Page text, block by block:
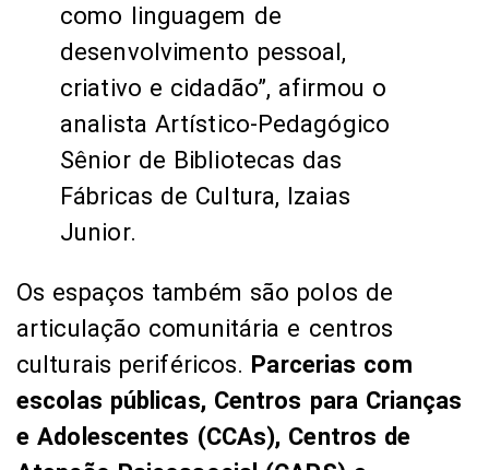
como linguagem de
desenvolvimento pessoal,
criativo e cidadão”, afirmou o
analista Artístico-Pedagógico
Sênior de Bibliotecas das
Fábricas de Cultura, Izaias
Junior.
Os espaços também são polos de
articulação comunitária e centros
culturais periféricos. Parcerias com
escolas públicas, Centros para Crianças
e Adolescentes (CCAs), Centros de